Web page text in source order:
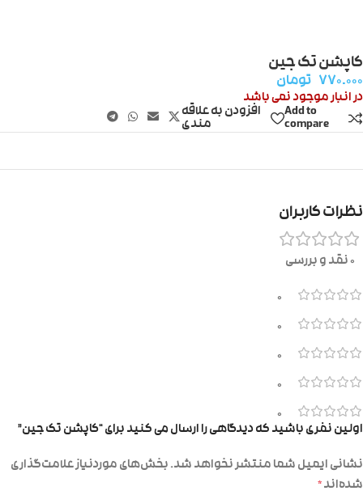
کاپشن تک جین
۷۷۰.۰۰۰ تومان
در انبار موجود نمی باشد
Add to
compare
افزودن به علاقه
مندی
نظرات کاربران
0 نقد و بررسی
0
0
0
0
0
اولین نفری باشید که دیدگاهی را ارسال می کنید برای “کاپشن تک جین”
نشانی ایمیل شما منتشر نخواهد شد.بخش‌های موردنیاز علامت‌گذاری
شده‌اند*